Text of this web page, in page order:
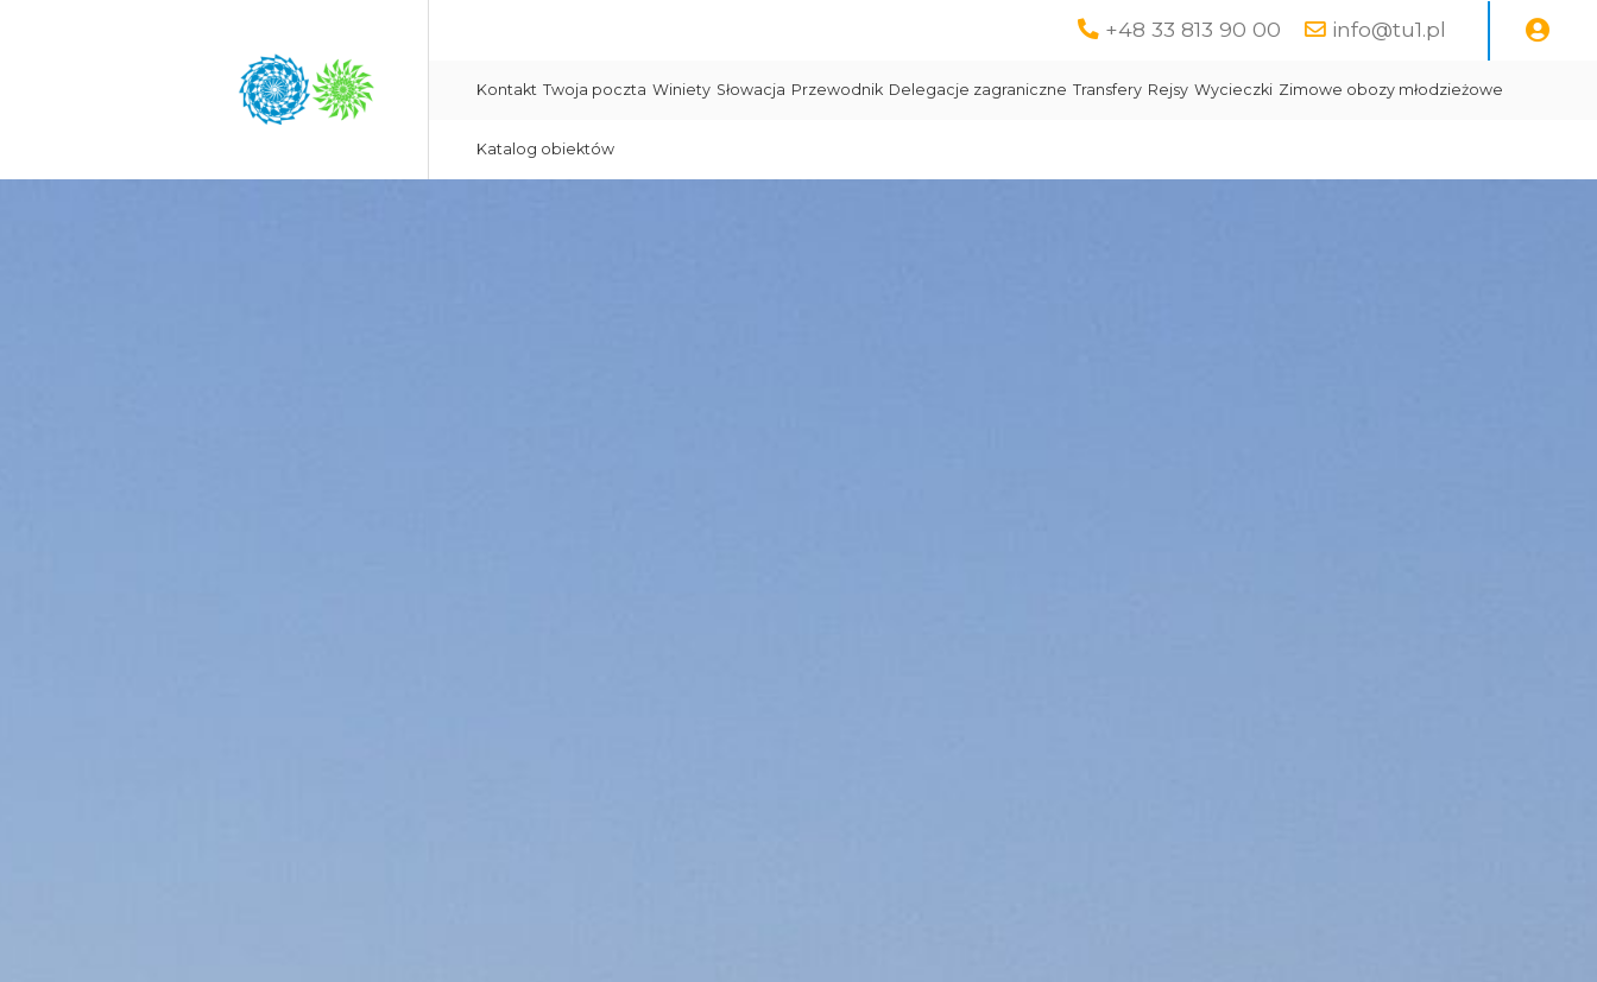
+48 33 813 90 00 info@tu1.pl
Kontakt Twoja poczta Winiety Słowacja Przewodnik Delegacje zagraniczne Transfery Rejsy Wycieczki Zimowe obozy młodzieżowe
Katalog obiektów